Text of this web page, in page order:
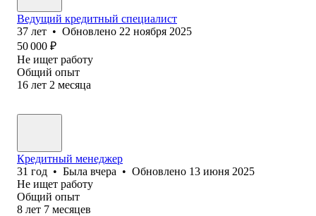
Ведущий кредитный специалист
37 лет • Обновлено 22 ноября 2025
50 000 ₽
Не ищет работу
Общий опыт
16 лет 2 месяца
Кредитный менеджер
31 год • Была вчера • Обновлено 13 июня 2025
Не ищет работу
Общий опыт
8 лет 7 месяцев